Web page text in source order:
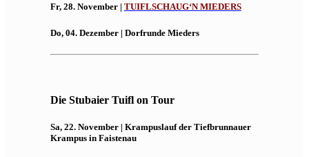
Fr, 28. November | TUIFLSCHAUG‘N MIEDERS
Do, 04. Dezember | Dorfrunde Mieders
Die Stubaier Tuifl on Tour
Sa, 22. November | Krampuslauf der Tiefbrunnauer
Krampus in Faistenau